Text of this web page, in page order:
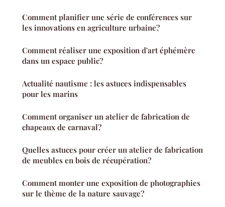
Comment planifier une série de conférences sur
les innovations en agriculture urbaine?
Comment réaliser une exposition d'art éphémère
dans un espace public?
Actualité nautisme : les astuces indispensables
pour les marins
Comment organiser un atelier de fabrication de
chapeaux de carnaval?
Quelles astuces pour créer un atelier de fabrication
de meubles en bois de récupération?
Comment monter une exposition de photographies
sur le thème de la nature sauvage?